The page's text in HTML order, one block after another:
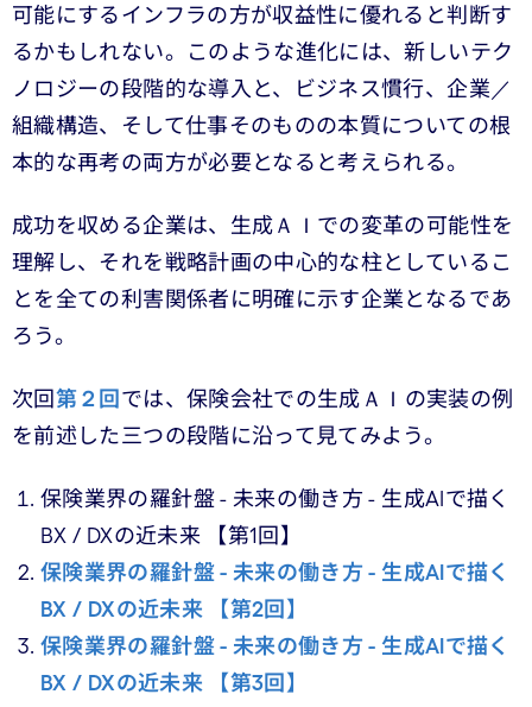
可能にするインフラの方が収益性に優れると判断す
るかもしれない。このような進化には、新しいテク
ノロジーの段階的な導入と、ビジネス慣行、企業／
組織構造、そして仕事そのものの本質についての根
本的な再考の両方が必要となると考えられる。
成功を収める企業は、生成ＡＩでの変革の可能性を
理解し、それを戦略計画の中心的な柱としているこ
とを全ての利害関係者に明確に示す企業となるであ
ろう。
次回第２回 では、保険会社での生成ＡＩの実装の例
を前述した三つの段階に沿って見てみよう。
保険業界の羅針盤 - 未来の働き方 - 生成AIで描く
BX / DXの近未来 【第1回】
保険業界の羅針盤 - 未来の働き方 - 生成AIで描く
BX / DXの近未来 【第2回】
保険業界の羅針盤 - 未来の働き方 - 生成AIで描く
BX / DXの近未来 【第3回】